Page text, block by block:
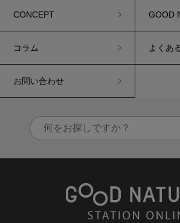
CONCEPT GOOD
コラム よくあ
お問い合わせ